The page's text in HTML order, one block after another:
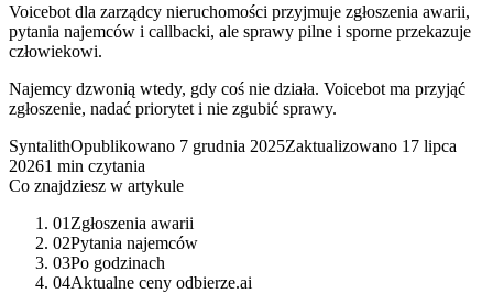
Voicebot dla zarządcy nieruchomości przyjmuje zgłoszenia awarii,
pytania najemców i callbacki, ale sprawy pilne i sporne przekazuje
człowiekowi.
Najemcy dzwonią wtedy, gdy coś nie działa. Voicebot ma przyjąć
zgłoszenie, nadać priorytet i nie zgubić sprawy.
SyntalithOpublikowano 7 grudnia 2025Zaktualizowano 17 lipca
20261 min czytania
Co znajdziesz w artykule
01 Zgłoszenia awarii
02Pytania najemców
03Po godzinach
04Aktualne ceny odbierze.ai